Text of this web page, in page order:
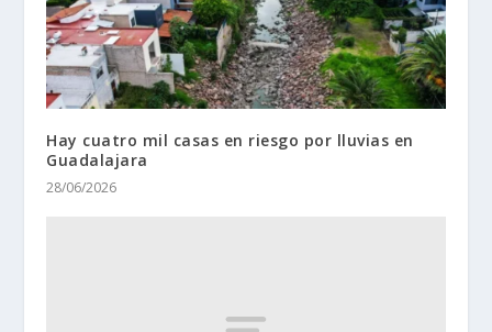
Hay cuatro mil casas en riesgo por lluvias en
Guadalajara
28/06/2026